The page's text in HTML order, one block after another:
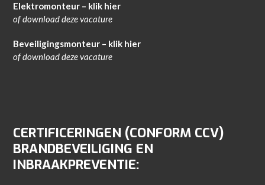
Elektromonteur – klik hier
of downloaddeze vacature
Beveiligingsmonteur – klik hier
of downloaddeze vacature
CERTIFICERINGEN (CONFORM CCV)
BRANDBEVEILIGING EN
INBRAAKPREVENTIE: